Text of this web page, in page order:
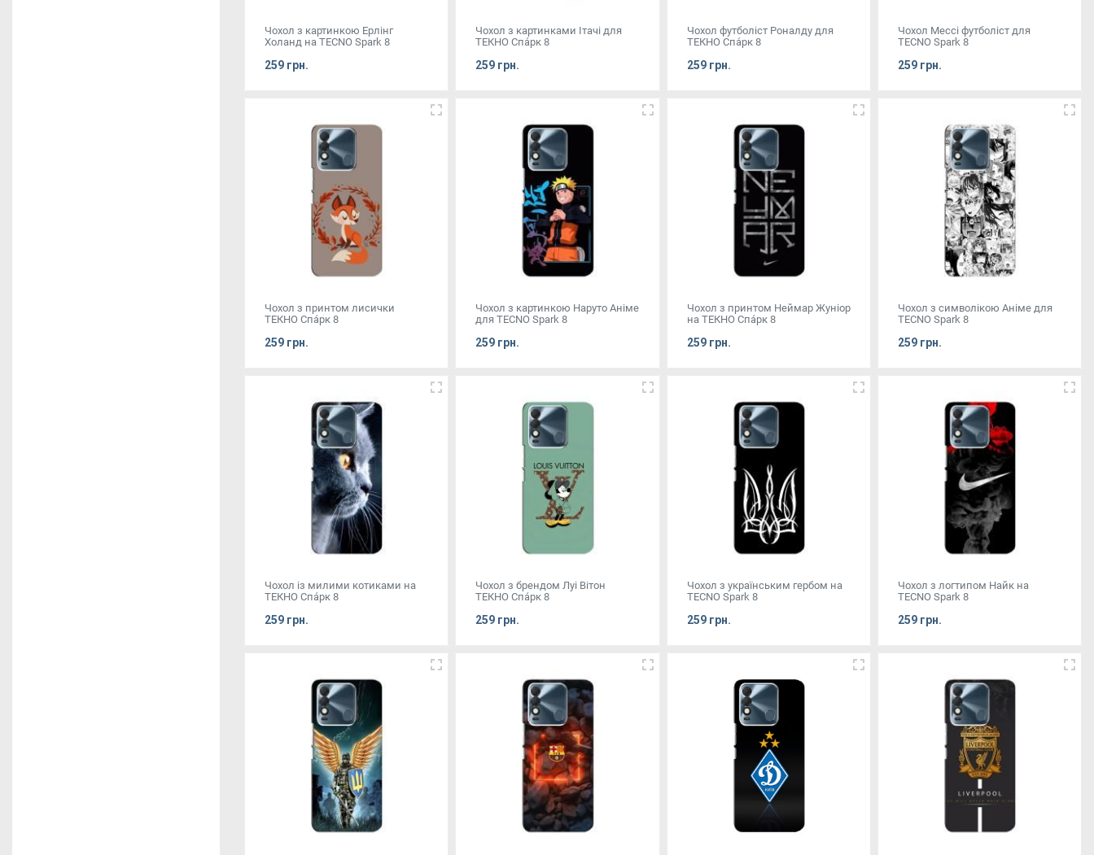
Чохол з картинкою Ерлінг
Холанд на TECNO Spark 8
259 грн.
Чохол з картинками Ітачі для
ТЕКНО Спа́рк 8
259 грн.
Чохол футболіст Роналду для
ТЕКНО Спа́рк 8
259 грн.
Чохол Мессі футболіст для
TECNO Spark 8
259 грн.
Чохол з принтом лисички
ТЕКНО Спа́рк 8
259 грн.
Чохол з картинкою Наруто Аніме
для TECNO Spark 8
259 грн.
Чохол з принтом Неймар Жуніор
на ТЕКНО Спа́рк 8
259 грн.
Чохол з символікою Аніме для
TECNO Spark 8
259 грн.
Чохол із милими котиками на
ТЕКНО Спа́рк 8
259 грн.
Чохол з брендом Луі Вітон
ТЕКНО Спа́рк 8
259 грн.
Чохол з українським гербом на
TECNO Spark 8
259 грн.
Чохол з логтипом Найк на
TECNO Spark 8
259 грн.